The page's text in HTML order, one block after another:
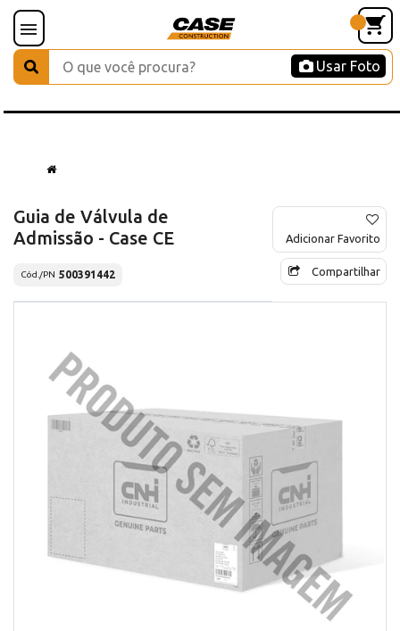
Usar Foto
Guia de Válvula de
Admissão - Case CE
Cód./PN 500391442
Adicionar Favorito
Compartilhar